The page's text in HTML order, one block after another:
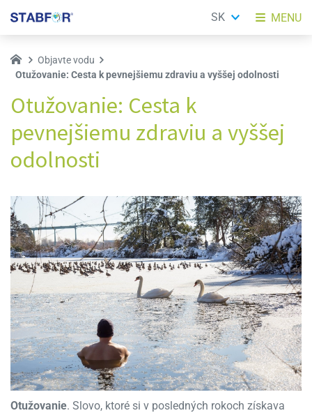
Objavte vodu
Otužovanie: Cesta k pevnejšiemu zdraviu a vyššej odolnosti
Otužovanie: Cesta k
pevnejšiemu zdraviu a vyššej
odolnosti
Otužovanie. Slovo, ktoré si v posledných rokoch získava
MENU
SK